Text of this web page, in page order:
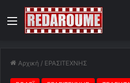
Menu
Αρχική / ΕΡΑΣΙΤΕΧΝΗΣ